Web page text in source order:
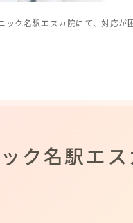
ック名駅エスカ院にて、対応が
ク名駅エ